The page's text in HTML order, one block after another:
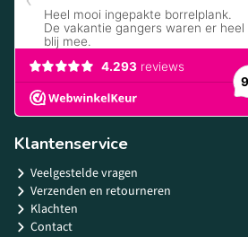
Klantenservice
Veelgestelde vragen
Verzenden en retourneren
Klachten
Contact